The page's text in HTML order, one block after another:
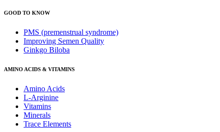
GOOD TO KNOW
PMS (premenstrual syndrome)
Improving Semen Quality
Ginkgo Biloba
AMINO ACIDS & VITAMINS
Amino Acids
L-Arginine
Vitamins
Minerals
Trace Elements